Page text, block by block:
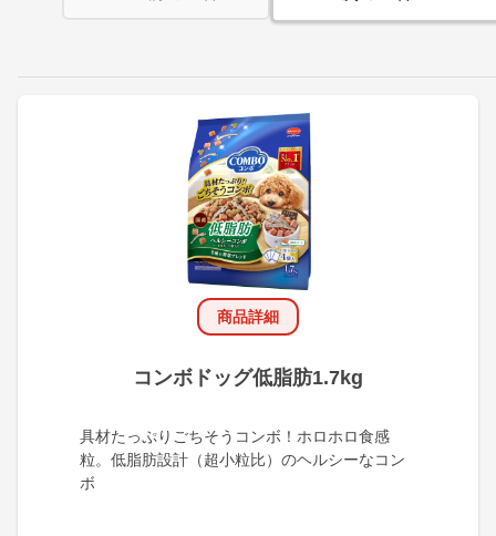
商品詳細
コンボドッグ低脂肪1.7kg
具材たっぷりごちそうコンボ！ホロホロ食感
粒。低脂肪設計（超小粒比）のヘルシーなコン
ボ